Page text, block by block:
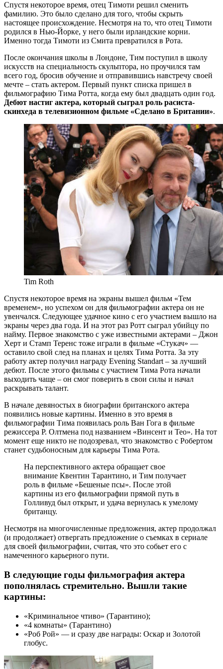
Спустя некоторое время, отец Тимоти решил сменить
фамилию. Это было сделано для того, чтобы скрыть
настоящее происхождение. Несмотря на то, что отец Тимоти
родился в Нью-Йорке, у него были ирландские корни.
Именно тогда Тимоти из Смита превратился в Рота.
После окончания школы в Лондоне, Тим поступил в школу
искусств на специальность скульптора, но проучился там
всего год, бросив обучение и отправившись навстречу своей
мечте – стать актером. Первый пункт списка пришел в
фильмографию Тима Ротта, когда ему был двадцать один год.
Дебют настиг актера, который сыграл роль расиста-
скинхеда в телевизионном фильме «Сделано в Британии».
Tim Roth
Спустя некоторое время на экраны вышел фильм «Тем
временем», но успехом он для фильмографии актера он не
увенчался. Следующее удачное кино с его участием вышло на
экраны через два года. И на этот раз Ротт сыграл убийцу по
найму. Первое знакомство с уже известными актерами – Джон
Херт и Стамп Теренс тоже играли в фильме «Стукач» —
оставило свой след на планах и целях Тима Ротта. За эту
работу актер получил награду Evening Standart – за лучший
дебют. После этого фильмы с участием Тима Рота начали
выходить чаще – он смог поверить в свои силы и начал
раскрывать талант.
В начале девяностых в биографии британского актера
появились новые картины. Именно в это время в
фильмографии Тима появилась роль Ван Гога в фильме
режиссера Р. Олтмена под названием «Винсент и Тео». На тот
момент еще никто не подозревал, что знакомство с Робертом
станет судьбоносным для карьеры Тима Рота.
На перспективного актера обращает свое
внимание Квентин Тарантино, и Тим получает
роль в фильме «Бешеные псы». После этой
картины из его фильмографии прямой путь в
Голливуд был открыт, и удача вернулась к умелому
британцу.
Несмотря на многочисленные предложения, актер продолжал
(и продолжает) отвергать предложение о съемках в сериале
для своей фильмографии, считая, что это собьет его с
намеченного карьерного пути.
В следующие годы фильмография актера
пополнялась стремительно. Вышли такие
картины:
«Криминальное чтиво» (Тарантино);
«4 комнаты» (Тарантино)
«Роб Рой» — и сразу две награды: Оскар и Золотой
глобус.